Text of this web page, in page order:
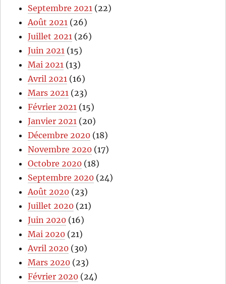
Septembre 2021 (22)
Août 2021 (26)
Juillet 2021 (26)
Juin 2021 (15)
Mai 2021 (13)
Avril 2021 (16)
Mars 2021 (23)
Février 2021 (15)
Janvier 2021 (20)
Décembre 2020 (18)
Novembre 2020 (17)
Octobre 2020 (18)
Septembre 2020 (24)
Août 2020 (23)
Juillet 2020 (21)
Juin 2020 (16)
Mai 2020 (21)
Avril 2020 (30)
Mars 2020 (23)
Février 2020 (24)